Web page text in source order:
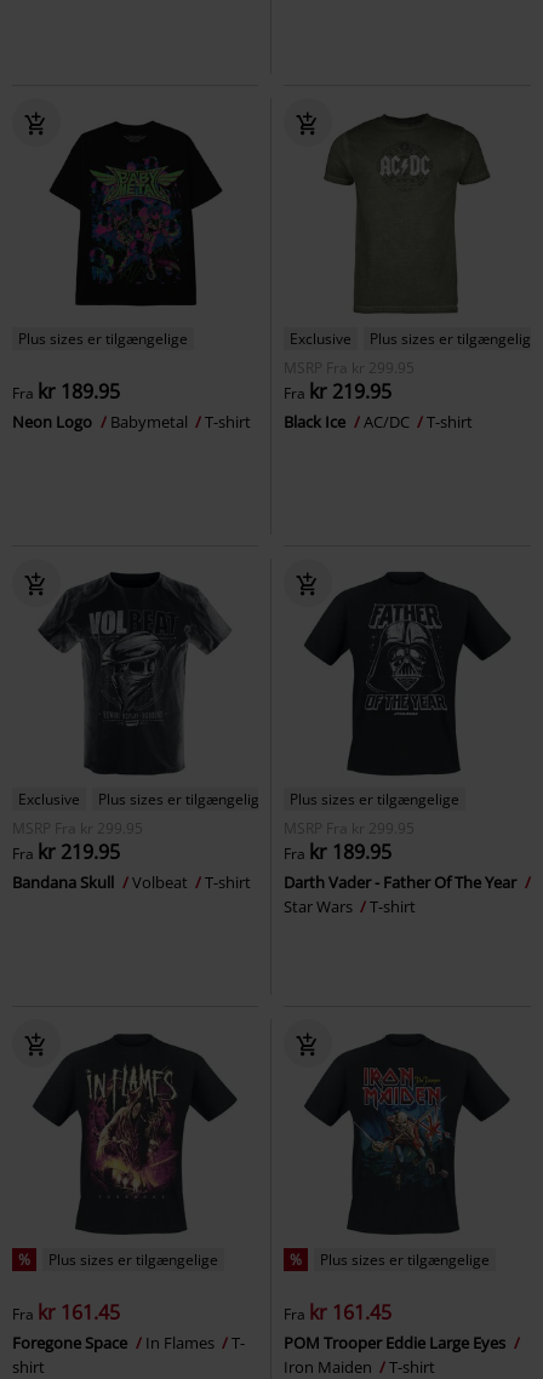
Plus sizes er tilgængelige
Fra kr 189.95
Neon Logo Babymetal T-shirt
Exclusive
Plus sizes er tilgængelige
MSRP
Fra kr 299.95
Fra kr 219.95
Black Ice AC/DC T-shirt
Exclusive
Plus sizes er tilgængelige
MSRP
Fra kr 299.95
Fra kr 219.95
Bandana Skull Volbeat T-shirt
Plus sizes er tilgængelige
MSRP
Fra kr 299.95
Fra kr 189.95
Darth Vader - Father Of The Year
Star Wars
T-shirt
% Plus sizes er tilgængelige
Fra kr 161.45
Foregone Space In Flames
T-
shirt
% Plus sizes er tilgængelige
Fra kr 161.45
POM Trooper Eddie Large Eyes
Iron Maiden
T-shirt